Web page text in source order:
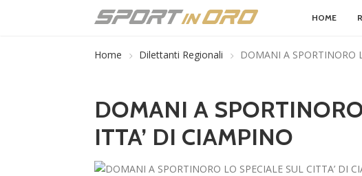
HOME
Home Dilettanti Regionali DOMANI A SPORTINORO
DOMANI A
ITTA’ DI CIAMPINO